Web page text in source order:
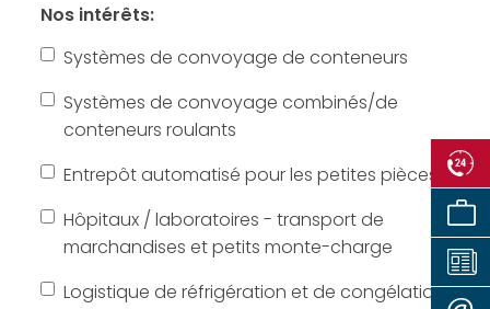
Nos intérêts:
Systèmes de convoyage de conteneurs
Systèmes de convoyage combinés/de
conteneurs roulants
Entrepôt automatisé pour les petites pièces
Hôpitaux / laboratoires - transport de
marchandises et petits monte-charge
Logistique de réfrigération et de congélation